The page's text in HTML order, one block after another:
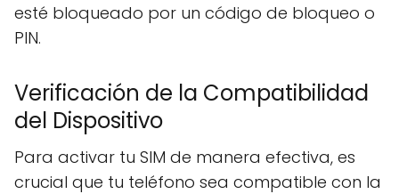
esté bloqueado por un código de bloqueo o
PIN.
Verificación de la Compatibilidad
del Dispositivo
Para activar tu SIM de manera efectiva, es
crucial que tu teléfono sea compatible con la